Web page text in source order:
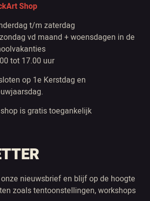
Shop
t/m zaterdag
vd maand + woensdagen in de
tot 17.00 uur
op 1e Kerstdag en
is gratis toegankelijk
nieuwsbrief en blijf op de hoogte
zoals tentoonstellingen, workshops